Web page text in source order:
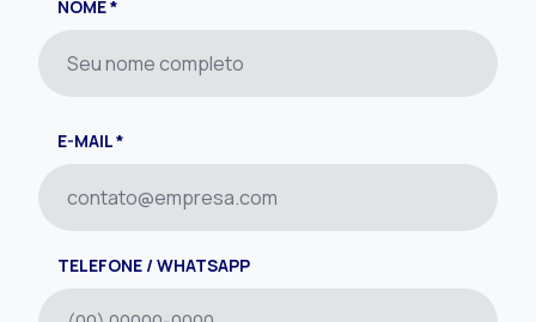
NOME *
E-MAIL *
TELEFONE / WHATSAPP